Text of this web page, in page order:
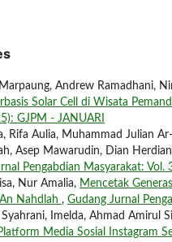
Andrew Ramadhani,
Solar Cell di Wisata
GJPM - JANUARI
Rifa Aulia, Muhammad Julian
Asep Mawarudin, Dian
Pengabdian Masyarakat: Vol.
Nur Amalia, Mencetak
Nahdlah , Gudang Jurnal
Imelda, Ahmad Amirul
Media Sosial Instagram